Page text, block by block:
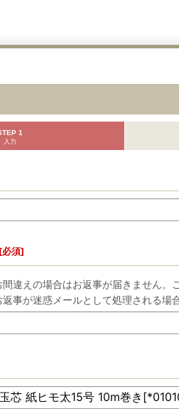
1
入力
[必須]
違えの場合はお返事が届きません。
事が迷惑メールとして処理される場